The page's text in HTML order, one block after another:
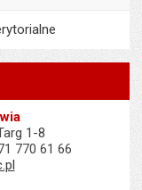
1-8
770 61 66